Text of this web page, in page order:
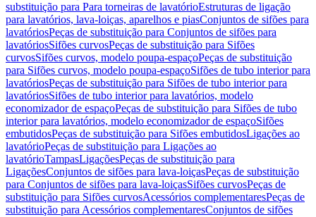
substituição para Para torneiras de lavatórioEstruturas de ligação
para lavatórios, lava-loiças, aparelhos e piasConjuntos de sifões para
lavatóriosPeças de substituição para Conjuntos de sifões para
lavatóriosSifões curvosPeças de substituição para Sifões
curvosSifões curvos, modelo poupa-espaçoPeças de substituição
para Sifões curvos, modelo poupa-espaçoSifões de tubo interior para
lavatóriosPeças de substituição para Sifões de tubo interior para
lavatóriosSifões de tubo interior para lavatórios, modelo
economizador de espaçoPeças de substituição para Sifões de tubo
interior para lavatórios, modelo economizador de espaçoSifões
embutidosPeças de substituição para Sifões embutidosLigações ao
lavatórioPeças de substituição para Ligações ao
lavatórioTampasLigaçõesPeças de substituição para
LigaçõesConjuntos de sifões para lava-loiçasPeças de substituição
para Conjuntos de sifões para lava-loiçasSifões curvosPeças de
substituição para Sifões curvosAcessórios complementaresPeças de
substituição para Acessórios complementaresConjuntos de sifões